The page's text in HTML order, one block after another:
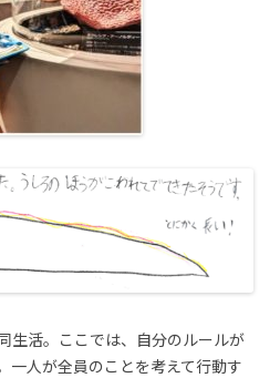
生活。ここでは、自分のルールが
一人が全員のことを考えて行動す